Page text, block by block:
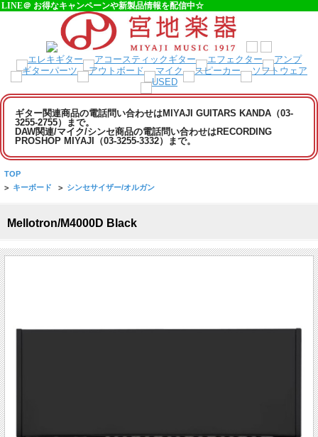
LINE＠ お得なキャンペーンや新製品情報を配信中☆
ギター関連商品の電話問い合わせはMIYAJI GUITARS KANDA（03-
3255-2755）まで。
DAW関連/マイク/シンセ商品の電話問い合わせはRECORDING
PROSHOP MIYAJI（03-3255-3332）まで。
TOP
> キーボード > シンセサイザー/オルガン
Mellotron/M4000D Black